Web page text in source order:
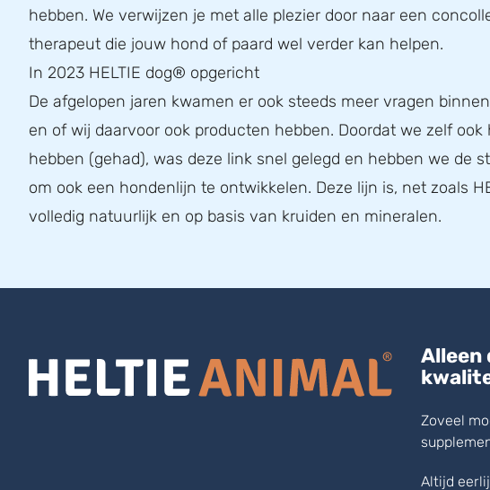
hebben. We verwijzen je met alle plezier door naar een
therapeut die jouw hond of paard wel verder kan helpen.
In 2023 HELTIE dog® opgericht
De afgelopen jaren kwamen er ook steeds meer vragen
en of wij daarvoor ook producten hebben. Doordat we zelf ook
hebben (gehad), was deze link snel gelegd en hebben we de
om ook een hondenlijn te ontwikkelen. Deze lijn is, net zoals
volledig natuurlijk en op basis van kruiden en mineralen.
Alleen
Zoveel
Altijd